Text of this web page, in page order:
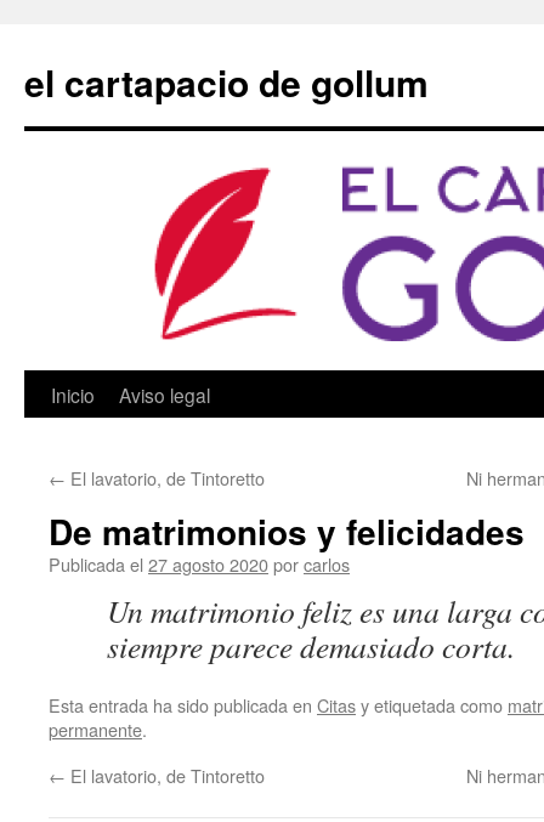
contenido
el cartapacio de gollum
Inicio Aviso legal
← El lavatorio, de Tintoretto Ni
De matrimonios y felicidades
Publicada el 27 agosto 2020porcarlos
Un matrimonio feliz es una larga
siempre parece demasiado corta.
Esta entrada ha sido publicada en Citasy etiquetada como
permanente.
← El lavatorio, de Tintoretto Ni